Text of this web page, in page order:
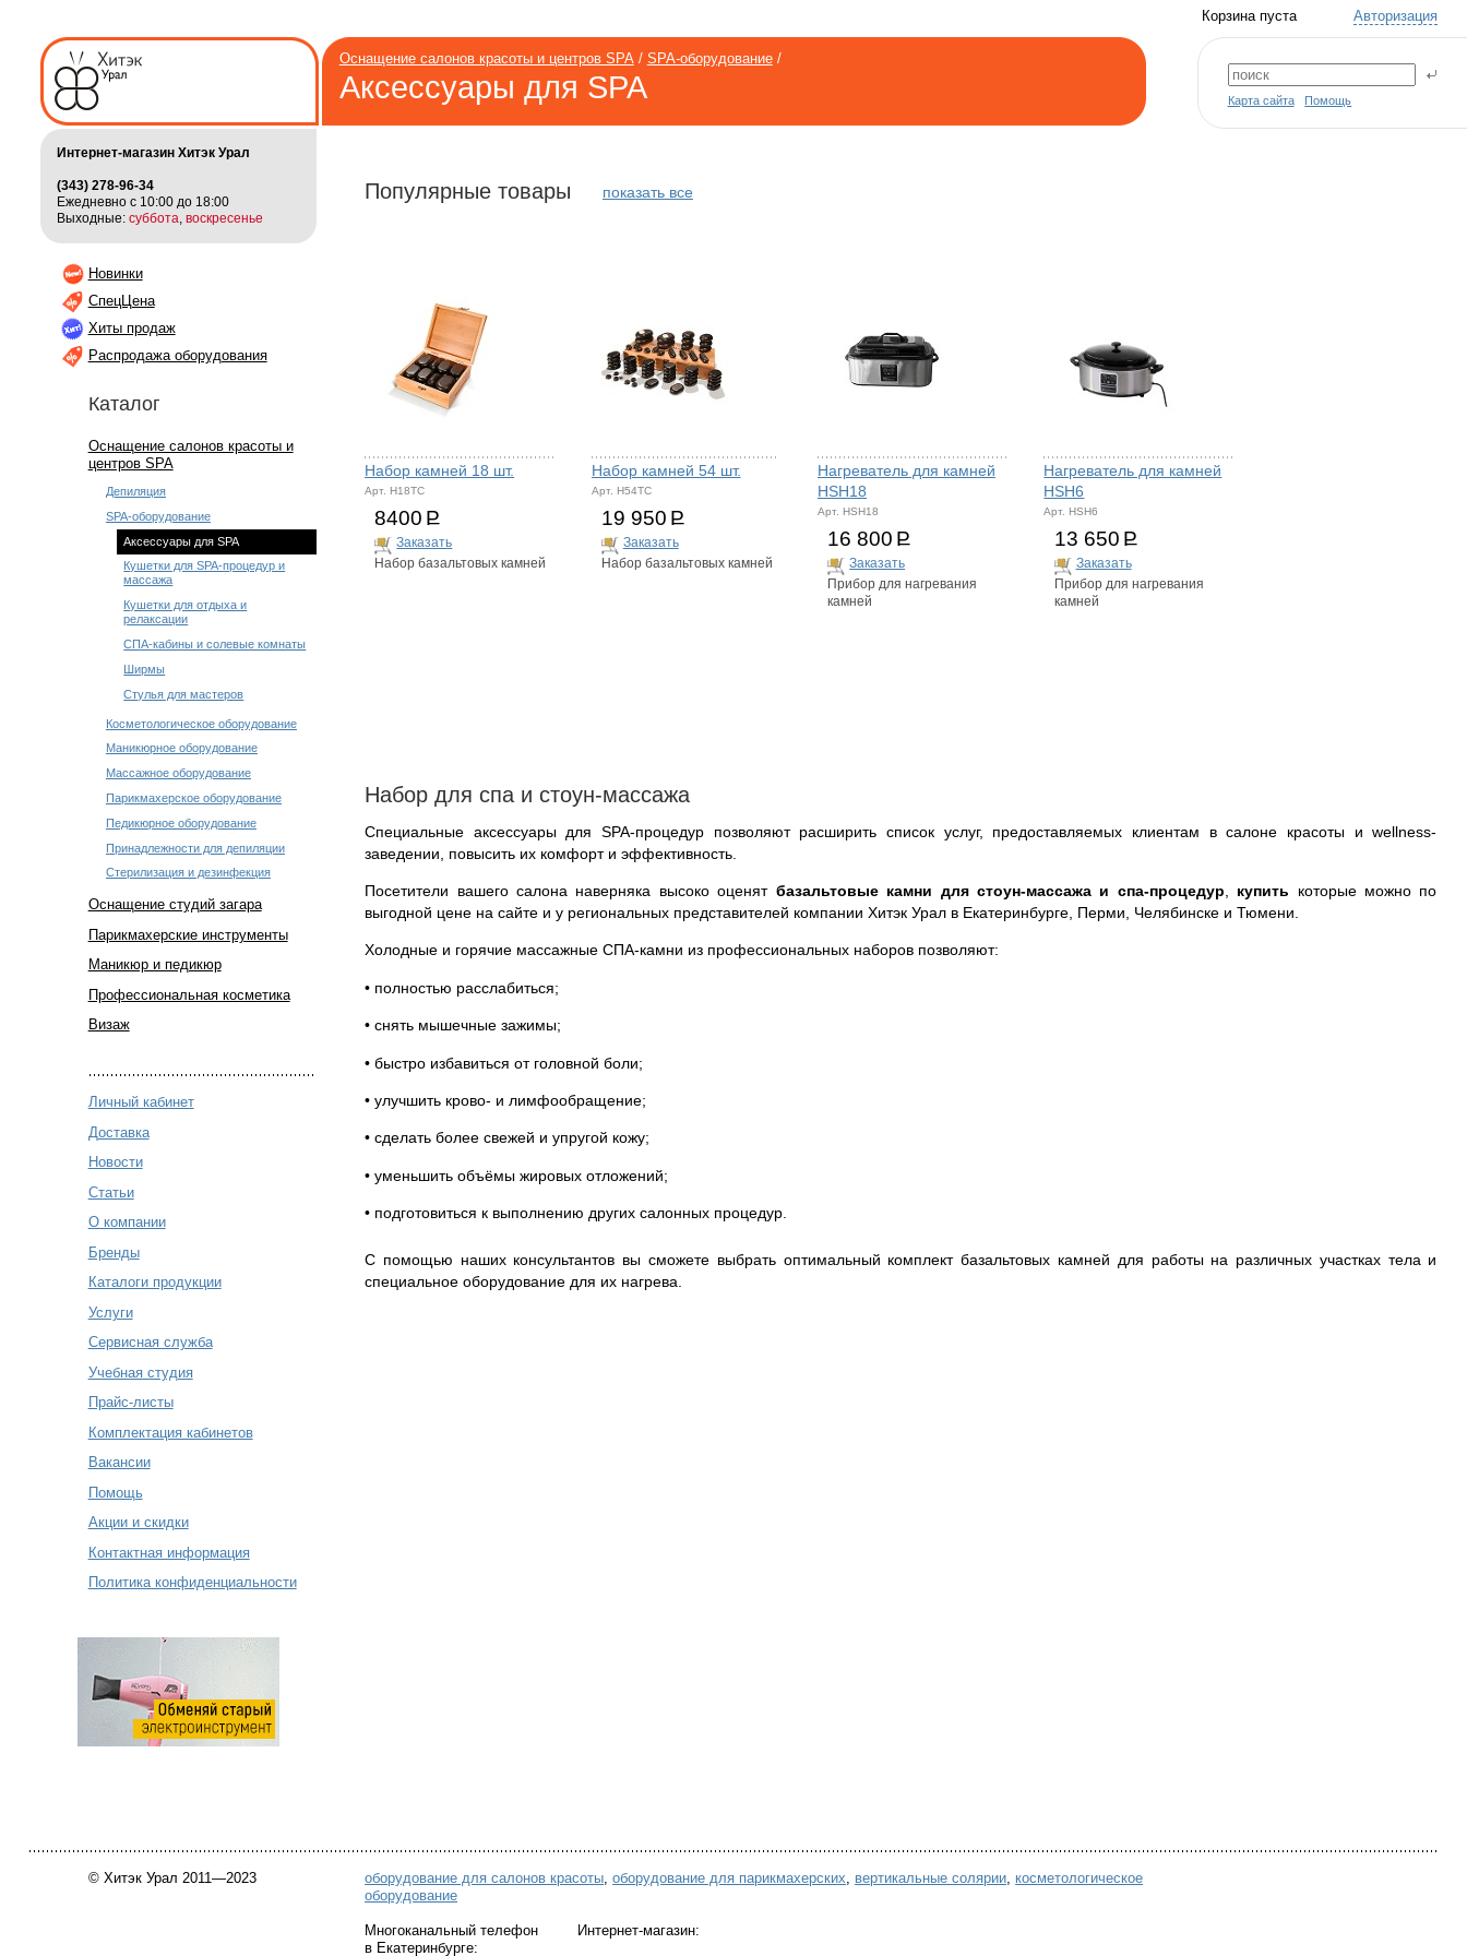
Авторизация
Корзина пуста
Карта сайта Помощь
Оснащение салонов красоты и центров SPA/ SPA-оборудование/
Аксессуары для SPA
Интернет-магазин Хитэк Урал
(343) 278-96-34
Ежедневно с 10:00 до 18:00
Выходные: суббота воскресенье
Новинки
СпецЦена
Хиты продаж
Распродажа оборудования
Каталог
Оснащение салонов красоты и
центров SPA
Депиляция
SPA-оборудование
Аксессуары для SPA
Кушетки для SPA-процедур и
массажа
Кушетки для отдыха и
релаксации
СПА-кабины и солевые комнаты
Ширмы
Стулья для мастеров
Косметологическое оборудование
Маникюрное оборудование
Массажное оборудование
Парикмахерское оборудование
Педикюрное оборудование
Принадлежности для депиляции
Стерилизация и дезинфекция
Оснащение студий загара
Парикмахерские инструменты
Маникюр и педикюр
Профессиональная косметика
Визаж
Личный кабинет
Доставка
Новости
Статьи
О компании
Бренды
Каталоги продукции
Услуги
Сервисная служба
Учебная студия
Прайс-листы
Комплектация кабинетов
Вакансии
Помощь
Акции и скидки
Контактная информация
Политика конфиденциальности
Популярные товары показать все
Набор камней 18 шт.
Арт. H18TC
8400 Р
Заказать
Набор базальтовых камней
Набор камней 54 шт.
Арт. H54TC
19 950 Р
Заказать
Набор базальтовых камней
Нагреватель для камней
HSH18
Арт. HSH18
16 800 Р
Заказать
Прибор для нагревания
камней
Нагреватель для камней
HSH6
Арт. HSH6
13 650 Р
Заказать
Прибор для нагревания
камней
Набор для спа и стоун-массажа
Специальные аксессуары для SPA-процедур позволяют расширить список услуг, предоставляемых клиентам в салоне красоты и wellness-
заведении, повысить их комфорт и эффективность.
Посетители вашего салона наверняка высоко оценят базальтовые камни для стоун-массажа и спа-процедур купить которые можно по
выгодной цене на сайте и у региональных представителей компании Хитэк Урал в Екатеринбурге, Перми, Челябинске и Тюмени.
Холодные и горячие массажные СПА-камни из профессиональных наборов позволяют:
• полностью расслабиться;
• снять мышечные зажимы;
• быстро избавиться от головной боли;
• улучшить крово- и лимфообращение;
• сделать более свежей и упругой кожу;
• уменьшить объёмы жировых отложений;
• подготовиться к выполнению других салонных процедур.
С помощью наших консультантов вы сможете выбрать оптимальный комплект базальтовых камней для работы на различных участках тела и
специальное оборудование для их нагрева.
© Хитэк Урал 2011—2023 оборудование для салонов красоты,оборудование для парикмахерских, вертикальные солярии,косметологическое
оборудование
Многоканальный телефон Интернет-магазин:
в Екатеринбурге: